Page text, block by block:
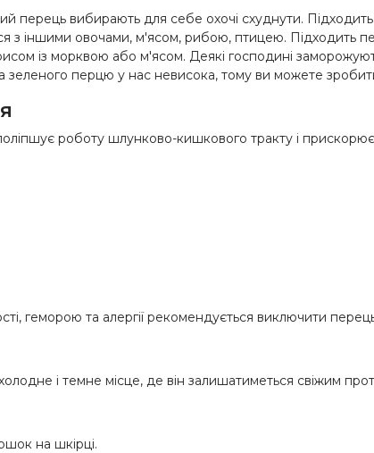
перець вибирають для себе охочі схуднути.
з іншими овочами, м'ясом, рибою, птицею. Підходить
із морквою або м'ясом. Деякі господині
зеленого перцю у нас невисока, тому ви можете
роботу шлунково-кишкового тракту і
геморою та алергії рекомендується виключити перець
і темне місце, де він залишатиметься свіжим
на шкірці.